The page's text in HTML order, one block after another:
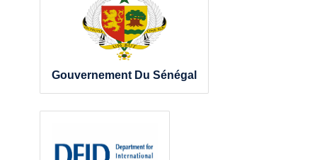
Gouvernement Du Sénégal